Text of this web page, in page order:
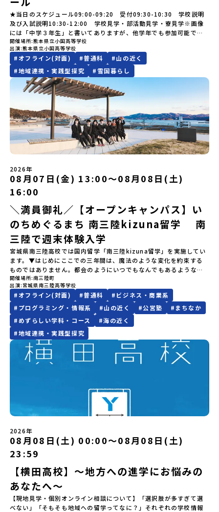
越えて生徒一人ひとりの夢や価値観に合った地域・学校で1〜3年間
過ごすことができるシステム「地域みらい留学」をはじめとした、
教育事業や地域活性モデルをつくり続けています。名 称：一般財
団法人地域・教育魅力化プラットフォーム設 立：2017年3月代表
者：岩本 悠所在地：〒690-0842 島根県松江市東本町二丁目25-6
みらいBASE2階 その他所在地公式HP：http://c-platform.or.jp/
お問い合わせ先担当：小川・小原E-mail：info@miratabi.jp「お
ためし地域留学体験」のプログラム開催情報を公式LINEにて配信
中！ぜひご登録ください♪地域みらい留学公式LINE
ていただきます。当選確認フォームの期日までにご回答いただけな
い場合は、当選を取り消しとさせていただきます。当選取り消しが
あった場合は、繰り上げ当選者へご連絡させていただきます。登録
メールアドレスの変更をご希望の場合は下記の地域みらい留学公式
LINEよりご連絡をお願いします。※受信制限設定をしていると、通
知メールをお受け取りいただけません。その場合は、
「@miratabi.jp」からのメールを受信できるよう設定をお願いいた
します。※結果に関する個別のお問合せにはお答えしておりません
ので、ご了承ください。・お申し込みについてお申込はお一人様1回
限りです。PC・スマートフォンからお申込ください。申込後の内容
変更はできません。お申込時は、メールアドレスの入力間違いにご
注意ください。・宿泊について１室に複数(同性2～4名程度)で宿泊
いただく予定です。・食事アレルギー対応について個別の詳細なア
レルギー対応希望にはお応えしかねる場合がございます。対応が必
要な場合は必ず事前にご相談ください。・参加取消や急遽参加でき
なくなった場合について参加決定後の参加お取り消しはご遠慮下さ
い。やむを得ないお取り消しの場合はお早めに事務局までご連絡く
合、以下のルールに沿って対応させていただきます。ご了承くださ
い。プログラム開催日の前日＜7月27日＞から、【キャンセルのご連
絡日：お支払いいただく旅行代金】・21日目にあたる日以前：無
の前日：40％・プログラム開始日当日：50％・ご連絡無しでの不参
加またはプログラム開始後の解除：100％・催行中止について天候な
どの状況等によって開催を見合わせる可能性があります。その場合
は原則、開催日1週間前までにご連絡いたします。又、最少催行人数
に達しなかった場合は、開催日3週間前までに催行中止の旨をメール
にてご連絡いたします。・よくあるご質問その他、よくあるご質問
についてはこちらをご確認ください。運営団体について＜プログラ
ム主催：一般財団法人地域・教育魅力化プラットフォーム＞「意志
ある若者にあふれる持続可能な地域・社会をつくる」というビジョ
ンを掲げ、2017年3月に島根県に設立した教育事業団体です。日本
全国約200の高校と連携しながら、中学卒業後に地域の枠を越えて生
徒一人ひとりの夢や価値観に合った地域・学校で1〜3年間過ごすこ
とができるシステム「地域みらい留学」をはじめとした、教育事業
や地域活性モデルをつくり続けています。名 称：一般財団法人地
域・教育魅力化プラットフォーム設 立：2017年3月代表者：岩本
悠所在地：〒690-0842 島根県松江市東本町二丁目25-6 みらい
BASE2階 その他所在地公式HP：http://c-platform.or.jp/お問い
合わせ先担当：小川・小原E-mail：info@miratabi.jp「おためし
mirai.jp/events/091247お気軽にどうぞ！「はじめての一人旅だ
けど大丈夫？」「どんな体験ができるの？」そんな保護者様の不安
や、中学生のみなさんの素朴な疑問にスタッフが直接お答えしま
す。チャットでの質問も可能ですので、ぜひご自宅からリラックス
してご参加ください。▼お申し込み前に必ずご確認ください・参加
規約への同意プログラムへの参加申し込みいただく前に、「お申し
込みに関する各規約」への同意が必須となります。ご確認くださ
い。・抽選による参加者決定についてお申込みいただいた方の中か
ら抽選の上、締め切り日から1週間を目途に、お申し込み時に記入い
ただいたメールアドレス宛に「当選／落選メール」をお送りいたし
ます。当選者は、メールに記載された「当選確認フォーム」に3日以
内に回答いただき、確認フォームの提出をもって参加確定とさせて
いただきます。当選確認フォームの期日までにご回答いただけない
場合は、当選を取り消しとさせていただきます。当選取り消しがあ
った場合は、繰り上げ当選者へご連絡させていただきます。登録メ
ールアドレスの変更をご希望の場合は下記の地域みらい留学公式
LINEよりご連絡をお願いします。※受信制限設定をしていると、通
「@miratabi.jp」からのメールを受信できるよう設定をお願いいた
します。※結果に関する個別のお問合せにはお答えしておりません
ので、ご了承ください。・お申し込みについてお申込はお一人様1回
変更はできません。お申込時は、メールアドレスの入力間違いにご
注意ください。・宿泊について１室に複数(同性2～4名程度)で宿泊
いただく予定です。・食事アレルギー対応について個別の詳細なア
レルギー対応希望にはお応えしかねる場合がございます。対応が必
要な場合は必ず事前にご相談ください。・参加取消や急遽参加でき
なくなった場合について参加決定後の参加お取り消しはご遠慮下さ
い。やむを得ないお取り消しの場合はお早めに事務局までご連絡く
ださい。・キャンセルポリシーやむを得ない参加お取り消しの場
合、以下のルールに沿って対応させていただきます。ご了承くださ
い。プログラム開催日の前日＜8月2日＞から、【キャンセルのご連
絡日：お支払いいただく旅行代金】・21日目にあたる日以前：無
料・20日目-8日目：20％・7日目-2日目：30％・プログラム開始日
の前日：40％・プログラム開始日当日：50％・ご連絡無しでの不参
加またはプログラム開始後の解除：100％・催行中止について天候な
どの状況等によって開催を見合わせる可能性があります。その場合
は原則、開催日1週間前までにご連絡いたします。又、最少催行人数
に達しなかった場合は、開催日3週間前までに催行中止の旨をメール
にてご連絡いたします。・よくあるご質問その他、よくあるご質問
ある若者にあふれる持続可能な地域・社会をつくる」というビジョ
ンを掲げ、2017年3月に島根県に設立した教育事業団体です。日本
全国約200の高校と連携しながら、中学卒業後に地域の枠を越えて生
とができるシステム「地域みらい留学」をはじめとした、教育事業
や地域活性モデルをつくり続けています。名 称：一般財団法人地
域・教育魅力化プラットフォーム設 立：2017年3月代表者：岩本
悠所在地：〒690-0842 島根県松江市東本町二丁目25-6 みらい
BASE2階公式HP：http://c-platform.or.jp/お問い合わせ先担
当：小川・小原E-mail：info@miratabi.jp「おためし地域留学体
験」のプログラム開催情報を公式LINEにて配信中！ぜひご登録くだ
さい♪地域みらい留学公式LINE
会！この地域でしか味わえない豊かな体験をぜひ楽しんでください
🎵体験のおすすめポイント体験プログラム内容（予定）＜1日目＞
（PM）「オリエンテーション」「地熱染色・発電所見学」 -八幡
平市の自然を知る -地球のチカラを使ったアートづくり「ペンショ
ンで夕食」「1日目の振り返り」「星空観察」※希望者＜2日目＞
（AM）「平舘（たいらだて）高校見学」 -高校生活をイメージし
よう「郷土料理・BBQ」 -高校生・地元の方と交流を深める
（PM）「“八幡平市”体感ワークショップ」 -あけびづるで表札づく
なで振り返り対話＜3日目＞（AM）「大更駅複合施設の見学」「振
り返りワークショップ」 -個人での振り返り -グループでの振り
返り「お土産・昼食」（PM） 解散 ※天候の状況や参加人数によっ
てプログラムを変更する場合がございます。参加概要【開催場所】
岩手県八幡平市【実施日程】8月3日（月）〜8月5日（水）※参加が
確定した方には7月9日(木) 18:30～20：00に 「参加者向け事前オ
ンラインセッション」をご案内する予定です。【集合場所・時間】
14:30 解散【対象】中学2年生、中学3年生【宿泊先】ペンションき
らく※1室に複数(同性2～4名程度)で宿泊いただく予定です。【旅行
代金】無料※旅行代金に含まれる費用のうち、以下の内容が無料と
なります：・宿泊費（2泊分）・プログラム内のアクティビティ・体
験費用・一部の食事代*以下の費用は参加者のご負担となります・集
合場所までの往復交通費・お土産代や自由時間の個人飲食費などの
個人的費用【募集人数】最大10名（お申し込み多数の場合は抽選の
上決定）【参加者決定】お申し込み多数の場合は、締め切り後1週間
を目途に当落結果をご連絡いたします。【申し込み締切】6月8日
(月)12：00 から 6月22日(月) 12：00まで疑問も不安もワクワクに
変える！「おためし地域留学」ステップアップ説明会プログラムの
内容を詳しく知りたい方や、お申し込みを迷われている方向けに
Zoomでのオンライン配信を行います。知りたい情報のレベルに合
わせて、以下の2つのステップをご活用ください。【STEP 1】全体
オンライン説明会（アーカイブ動画を公開中！）〜まずは「おため
し地域留学」を知りたい方へ〜日本全国20以上の地域から選んで参
加できる「おためし地域留学」の全体像や魅力について、説明会を
開催しました。中学生一人での参加にあたり、保護者様が特に気に
なる「安全面」や「事務局のサポート体制」についても詳しく解説
しています。ぜひ、ご自宅からお気軽にご視聴ください。🎬 [アーカ
イブ動画を視聴する]YouTube：
https://youtu.be/Yt8nd04aNgA?si=e5erbspvwz5O8_uF
の？」「どんなまちなの？」という疑問にお答えする詳細配信で
す。2泊3日のプログラムの中身をお伝えします。日時：6月10日(水)
19：00〜20：00内容：どんなところ？プログラム詳細解説、質疑
応答紹介地域：鹿児島県出水市・出水工業高校/北海道標津町/岩手
県八幡平市/愛媛県鬼北町＊4つの地域のプログラムを1時間でぎゅっ
とお届けします。お申し込み：https://c-
mirai.jp/events/064069お気軽にどうぞ！「はじめての一人旅だ
けど大丈夫？」「どんな体験ができるの？」そんな保護者様の不安
や、中学生のみなさんの素朴な疑問にスタッフが直接お答えしま
す。チャットでの質問も可能ですので、ぜひご自宅からリラックス
してご参加ください。▼お申し込み前に必ずご確認ください・参加
規約への同意プログラムへの参加申し込みいただく前に、「お申し
込みに関する各規約」への同意が必須となります。ご確認くださ
4,600人の町。東の水平線の奥に見えるのは北方領土の国後島（くな
しりとう）、西には世界遺産に認定されている秘境・知床半島（し
れとこはんとう）、鶴や白鳥など珍しい野鳥の宝庫である野付半島
（のつけはんとう）をながめることができ、ミルクの里の牧草地が
広がる牛の酪農（らくのう）もさかんで、海と緑と川の自然と生き
物が豊かな町です！標津町はさらに「鮭（さけ）の聖地」としても
有名。江戸時代には将軍家にも贈られたほどで、今では「日本遺
産」に登録されています。一万年前から続く伝統的な「鮭」の産業
とともに人々の豊かな暮らしがあります。一万年前の縄文時代か
ら、人々の間で大切に守り受け継がれ、厳しい大自然と向き合い、
山・海・川がもたらす恵みに深く感謝しながら生きていく姿勢は今
も息づく「命の循環」です。日本遺産にも認定されている「サケ」
の伝統産業や、雄大な知床の裾野で命を育む酪農の歴史など、自然
の営みの一部として共生してきた風土が存在します。標津高校で
は、地域と連携して「食」を考える「フードデザイン」の授業がお
すすめの一つです。生徒たちが地元の素材を活かしたメニュー開発
を行い、町内の学校給食に「標高給食DAY」としてオリジナル給食
ける活動を行っています。今回のプログラムでは、この取り組みを
行う高校生たちと一緒に夕食づくりを体験。地域の食文化と向き合
っている先輩から直接話を聞くことができます🎵先輩たちとの交流
んな他にはないスペシャルな魅力がギュッと詰まった北海道標津町
でアクティビティをしたり、五感で感じるフィールドワークをしな
がら「雄大な自然と生き物」「伝統的な産業と人々の暮らし」の魅
力に触れ一緒に探求しませんか？体験のおすすめポイント体験プロ
グラム内容（予定）＜１日目＞（PM）「オリエンテーション・自己
紹介ワーク」「サーモン科学館見学」 -「鮭の聖地・しべつ」の歴
史や成り立ちを知る「夕食」 -高校生も一緒にみんなで夕食「1日
目の振り返り会」＜2日目＞（AM）「 ポー川史跡公園散策または渓
流釣り体験」 -1万年前の縄文文化に触れる -渓流釣りで自然を満
喫（PM）「地引網体験」 -地元の方との交流「自由時間：海の公
園で高校生とあそぶ！かたる！」 -高校生との交流「みんなで
BBQ・花火大会」 -さらにまちの人たちと交流＜3日目＞（AM）
「3日間の振り返りワーク」 -みんなで振り返り対話（PM） 13：
00 解散 (中標津空港 13：30頃到着)※14：50 中標津空港発 (羽田
空港16：45着)便を利用する想定※天候の状況や参加人数によってプ
ログラムを変更する場合がございます。参加概要【開催場所】北海
道標津町【実施日程】8月4日（火）〜 8月6日（木）※参加が確定し
た方には7月10日(金) 18：30～20：00に「参加者向け事前オンラ
間】中標津空港 8月6日(木) 13：30 解散【対象】中学2年生、中学3
年生【宿泊先】民宿 船長の家※1室に複数(同性2～4名程度)で宿泊
いただく予定です。【旅行代金】無料※旅行代金に含まれる費用の
ム内のアクティビティ・体験費用・一部の食事代*以下の費用は参加
者のご負担となります・集合場所までの往復交通費・お土産代や自
由時間の個人飲食費などの個人的費用【募集人数】最大10名（お申
し込み多数の場合は抽選の上決定）【参加者決定】お申し込み多数
の場合は、締め切り後1週間を目途に当落結果をご連絡いたします。
【申し込み受付期間】6月8日(月)12：00 から 6月22日(月) 12：00
まで疑問も不安もワクワクに変える！「おためし地域留学」ステッ
プアップ説明会プログラムの内容を詳しく知りたい方や、お申し込
みを迷われている方向けにZoomでのオンライン配信を行います。
★当日のスケジュール09:00-09:20 受付09:30-10:30 学校説明
及び入試説明10:30-12:00 学校見学・部活動見学・寮見学※画像
には「中学３年生」と書いてありますが、他学年でも参加可能で
す！
開催場所 熊本県立小国高等学校
出演 熊本県立小国高等学校
#オフライン(対面) #普通科 #山の近く
#地域連携・実践型探究 #雪国暮らし
2026年
08月07日(金) 13:00〜08月08日(土)
16:00
＼満員御礼／【オープンキャンパス】い
のちめぐるまち 南三陸kizuna留学 南
三陸で週末体験入学
宮城県南三陸高校では国内留学「南三陸kizuna留学」を実施してい
ます。▼はじめにここでの三年間は、魔法のような変化を約束する
ものではありません。都会のようにいつでもなんでもあるような便
利さではないし、冬の寒さは少し厳しいかもしれません。何かにチ
ャレンジしようと思えば、壁にぶつかることだってあるはずです。
正直に言えば、ここは至れり尽くせりの環境ではありません。学校
のなかでも、学びのフィールドとなる南三陸町でも、日々試行錯誤
が続いています。それでも、私たちは知っています。この「ままなら
なさ」と向き合った時間が、人をいちばん強くすることを。 ここで
はあなたを、一人の新たな町民として迎えます。 お客様ではなく、
この町の未来を一緒につくり、魅力的にしていく仲間として、君を
待っています。▼週末体験入学でお伝えすること(昨年度の例)・留学
生活の拠点となる南三陸高校で授業体験・留学生の先輩たちととも
もに、留学生と地元生が説明役を務めてくれます。⚪︎これまでの先輩
方はこんなお話をしてくれました。・進路で悩んだポイント、南三
陸に決めた理由・南三陸高校に来てみて気づいたこと、変化したこ
と・地元の普通が、外から見たら特別だった話・飛び込む留学生、
迎え入れる地元生・南三陸での高校生活、実際どう？・どんな人に
おすすめ？-----はじめから強い想い、覚悟を持っていなくても、大
丈夫です。 何かやってみたい。学んでみたい。挑戦したい。素直で
小さく感じる想いでも、その一歩を、私たちは全力で応援します。
応募の場合は、3年生を優先させていただく場合がございます。※本
イベントは全国募集による留学生向けです。宮城県内の中学校に在
籍する方、また、宮城県内に在住する方は申し訳ございませんが参
加できませんのでご了承ください。なお、宮城県内から本校を受験
開催場所 南三陸町
出演 宮城県南三陸高等学校
#オフライン(対面) #普通科 # ビジネス・商業系
# プログラミング・情報系 #山の近く #公営塾 # まちなか
#めずらしい学科・コース #海の近く
#地域連携・実践型探究
2026年
08月08日(土) 00:00〜08月08日(土)
23:59
【横田高校】～地方への進学にお悩みの
あなたへ～
【現地見学・個別オンライン相談について】「選択肢が多すぎて選
べない」「そもそも地域への留学ってなに？」それぞれの学校情報